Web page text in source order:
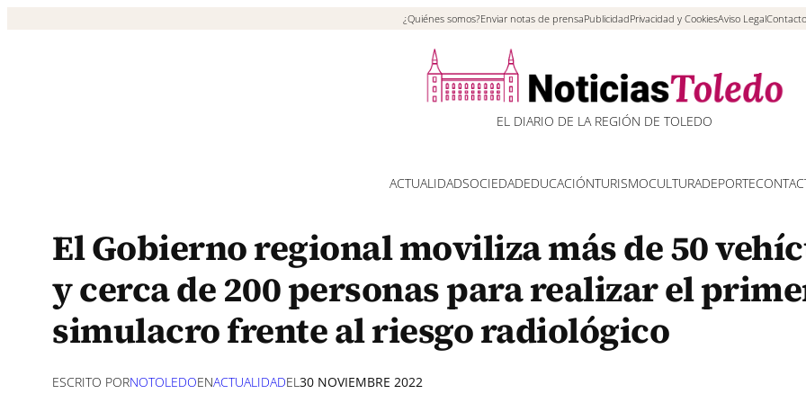
¿Quiénes somos?Enviar notas de prensaPublicidadPrivacidad y CookiesAviso LegalContacto
EL DIARIO DE LA REGIÓN DE TOLEDO
ACTUALIDADSOCIEDADEDUCACIÓNTURISMOCULTURADEPORTE
El Gobierno regional moviliza más de 50
y cerca de 200 personas para realizar el
simulacro frente al riesgo radiológico
ESCRITO PORNOTOLEDOENACTUALIDADEL30 NOVIEMBRE 2022